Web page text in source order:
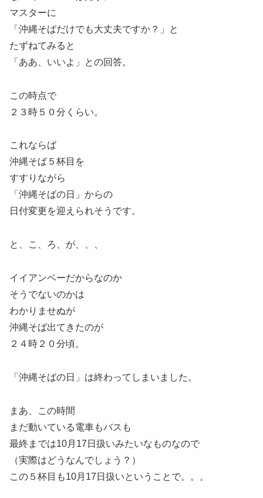
マスターに
「沖縄そばだけでも大丈夫ですか？」と
たずねてみると
「ああ、いいよ」との回答。
この時点で
２３時５０分くらい。
これならば
沖縄そば５杯目を
すすりながら
「沖縄そばの日」からの
日付変更を迎えられそうです。
と、こ、ろ、が、、、
イイアンベーだからなのか
そうでないのかは
わかりませぬが
沖縄そば出てきたのが
２４時２０分頃。
「沖縄そばの日」は終わってしまいました。
まあ、この時間
まだ動いている電車もバスも
最終までは10月17日扱いみたいなものなので
（実際はどうなんでしょう？）
この５杯目も10月17日扱いということで。。。